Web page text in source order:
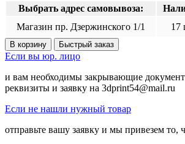
Выбрать адрес самовывоза:
Магазин пр. Дзержинского 1/1
17
В корзину Быстрый заказ
Если вы юр. лицо
и вам необходимы закрывающие
реквизиты и заявку на 3dprint54@mail.ru
Если не нашли нужный товар
отправьте вашу заявку и мы привезем то,